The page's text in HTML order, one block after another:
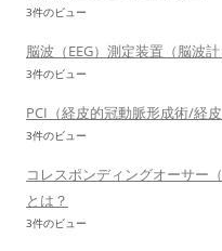
3件のビュー
脳波（EEG）測定装置（脳波
3件のビュー
PCI（経皮的冠動脈形成術/経
3件のビュー
コレスポンディングオーサー
とは？
3件のビュー